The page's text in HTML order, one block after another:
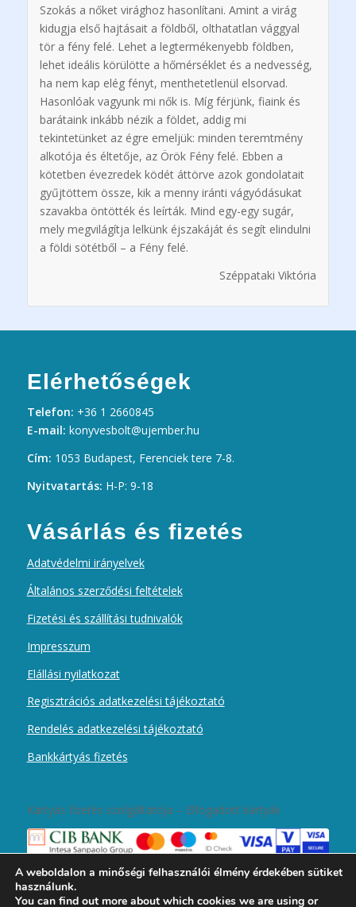
Szokás a nőket virághoz hasonlítani. Amint a virág
kidugja első hajtásait a földből, olthatatlan vággyal
tör a fény felé. Lehet a legtermékenyebb földben,
lehet ideális körülötte a hőmérséklet és a nedvesség,
ha nem kap elég fényt, menthetetlenül elsorvad.
Hasonlóak vagyunk mi nők is. Míg férjünk, fiaink és
barátaink inkább nézik a földet, addig mi
tekintetünket az égre emeljük: minden teremtmény
alkotója és éltetője, az Örök Fény felé. Ebben a
kötetben évezredek ködét áttörve azok gondolatait
gyűjtöttem össze, kik a menny iránti vágyódásukat
szavakba öntötték és leírták. Mind egy-egy sugár,
mely megvilágítja lelkünk éjszakáját és segít elindulni
a földi sötétből – a Fény felé.
Széppataki Viktória
Elérhetőségek
Telefon: +36 1 2660845
E-mail: konyvesbolt@ujember.hu
Cím: 1053 Budapest, Ferenciek tere 7-8.
Nyitvatartás: H-P: 9-18
Vásárlás és fizetés
Adatvédelmi irányelvek
Általános szerződési feltételek
Fizetési és szállítási tudnivalók
Impresszum
Elállási nyilatkozat
Regisztrációs adatkezelési tájékoztató
Rendelés adatkezelési tájékoztató
Bankkártyás fizetés
Kártyás fizetés szolgáltatója – Elfogadott kártyák
A weboldalon a minőségi felhasználói élmény érdekében sütiket
használunk.
You can find out more about which cookies we are using or